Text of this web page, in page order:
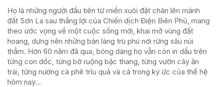
Họ là những người đầu tiên từ miền xuôi đặt chân lên mảnh
đất Sơn La sau thắng lợi của Chiến dịch Điện Biên Phủ, mang
theo ước vọng về một cuộc sống mới, khai mở vùng đất
hoang, dựng nên những bản làng trù phú nơi rừng sâu núi
thẳm. Hơn 60 năm đã qua, bóng dáng họ vẫn còn in dấu trên
từng con dốc, từng bờ ruộng bậc thang, từng vườn cây ăn
trái, từng nương cà phê trĩu quả và cả trong ký ức của thế hệ
hôm nay…